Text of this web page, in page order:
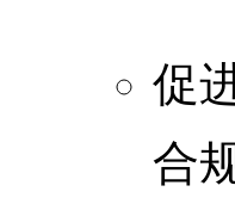
促
合